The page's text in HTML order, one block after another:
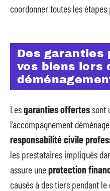
coordonner toutes les
Des garanties
vos biens lors
Lesgaranties offertessont
l’accompagnement
responsabilité civile
les prestataires impliqués
assure uneprotection
causés à des tiers pendant le